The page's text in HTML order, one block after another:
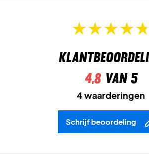
4,8van 5
4 waarderingen
Schrijf beoordeling